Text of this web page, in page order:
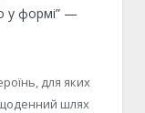
у формі” —
для яких
шлях